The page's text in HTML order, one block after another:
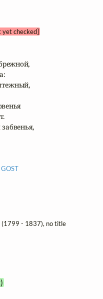
yet checked]
GOST
(1799 - 1837), no title